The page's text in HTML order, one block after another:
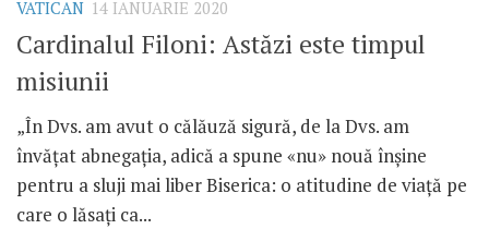
VATICAN 14 IANUARIE 2020
Cardinalul Filoni: Astăzi este timpul
misiunii
„În Dvs. am avut o călăuză sigură, de la Dvs. am
învățat abnegația, adică a spune «nu» nouă înșine
pentru a sluji mai liber Biserica: o atitudine de viață pe
care o lăsați ca...